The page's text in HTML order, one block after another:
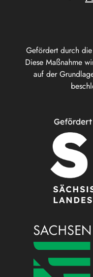
Gefördert durch die
Diese Maßnahme
auf der